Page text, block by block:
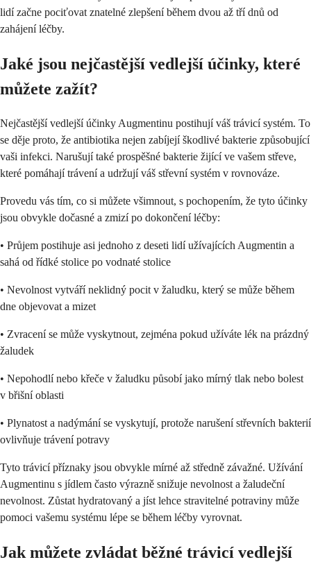
lidí začne pociťovat znatelné zlepšení během dvou až tří dnů od
zahájení léčby.
Jaké jsou nejčastější vedlejší účinky, které
můžete zažít?
Nejčastější vedlejší účinky Augmentinu postihují váš trávicí systém. To
se děje proto, že antibiotika nejen zabíjejí škodlivé bakterie způsobující
vaši infekci. Narušují také prospěšné bakterie žijící ve vašem střeve,
které pomáhají trávení a udržují váš střevní systém v rovnováze.
Provedu vás tím, co si můžete všimnout, s pochopením, že tyto účinky
jsou obvykle dočasné a zmizí po dokončení léčby:
• Průjem postihuje asi jednoho z deseti lidí užívajících Augmentin a
sahá od řídké stolice po vodnaté stolice
• Nevolnost vytváří neklidný pocit v žaludku, který se může během
dne objevovat a mizet
• Zvracení se může vyskytnout, zejména pokud užíváte lék na prázdný
žaludek
• Nepohodlí nebo křeče v žaludku působí jako mírný tlak nebo bolest
v břišní oblasti
• Plynatost a nadýmání se vyskytují, protože narušení střevních bakterií
ovlivňuje trávení potravy
Tyto trávicí příznaky jsou obvykle mírné až středně závažné. Užívání
Augmentinu s jídlem často výrazně snižuje nevolnost a žaludeční
nevolnost. Zůstat hydratovaný a jíst lehce stravitelné potraviny může
pomoci vašemu systému lépe se během léčby vyrovnat.
Jak můžete zvládat běžné trávicí vedlejší